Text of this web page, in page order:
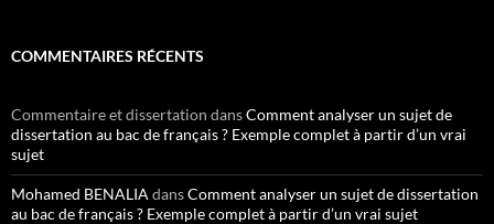
COMMENTAIRES RÉCENTS
Commentaire et dissertation dansComment analyser un sujet de
dissertation au bac de français ? Exemple complet à partir d’un vrai
sujet
Mohamed BENALIA dansComment analyser un sujet de dissertation
au bac de français ? Exemple complet à partir d’un vrai sujet